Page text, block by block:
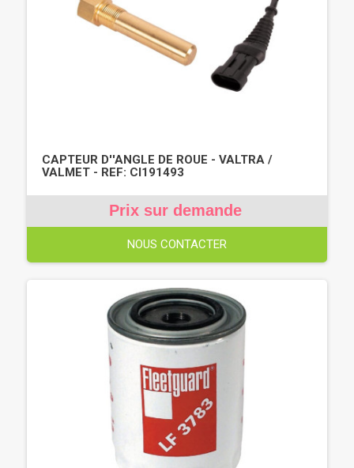
CAPTEUR D''ANGLE DE ROUE - VALTRA /
VALMET - REF: CI191493
Prix sur demande
NOUS CONTACTER